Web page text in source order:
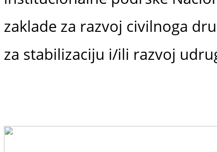
zaklade za razvoj civilnoga
za stabilizaciju i/ili razvoj